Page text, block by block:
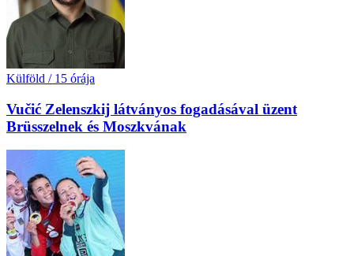
Külföld / 15 órája
Vučić Zelenszkij látványos fogadásával üzent
Brüsszelnek és Moszkvának